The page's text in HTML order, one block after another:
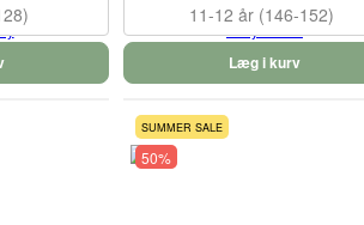
11-12 år (146-152)
Læg i kurv
SUMMER SALE
50%